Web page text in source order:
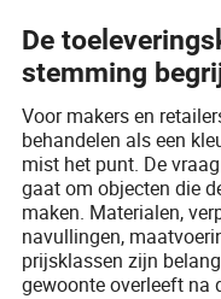
De
stemming
Voor makers en
behandelen als een
mist het punt. De
gaat om objecten die
maken. Materialen,
navullingen,
prijsklassen zijn
gewoonte overleeft na